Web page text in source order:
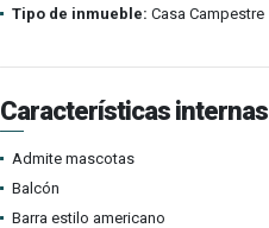
Tipo de inmueble: Casa Campestre
Características internas
Admite mascotas
Balcón
Barra estilo americano